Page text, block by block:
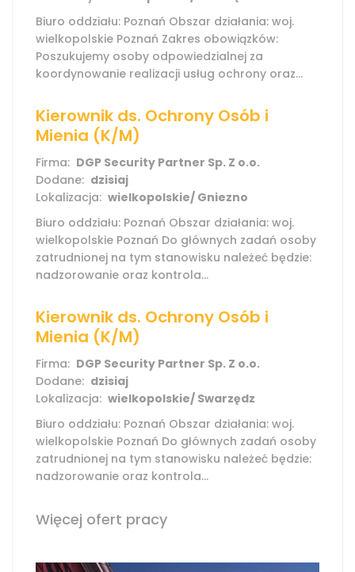
Biuro oddziału: Poznań Obszar działania: woj.
wielkopolskie Poznań Zakres obowiązków:
Poszukujemy osoby odpowiedzialnej za
koordynowanie realizacji usług ochrony oraz...
Kierownik ds. Ochrony Osób i
Mienia (K/M)
Firma: DGP Security Partner Sp. Z o.o.
Dodane: dzisiaj
Lokalizacja: wielkopolskie/ Gniezno
Biuro oddziału: Poznań Obszar działania: woj.
wielkopolskie Poznań Do głównych zadań osoby
zatrudnionej na tym stanowisku należeć będzie:
nadzorowanie oraz kontrola...
Kierownik ds. Ochrony Osób i
Mienia (K/M)
Firma: DGP Security Partner Sp. Z o.o.
Dodane: dzisiaj
Lokalizacja: wielkopolskie/ Swarzędz
Biuro oddziału: Poznań Obszar działania: woj.
wielkopolskie Poznań Do głównych zadań osoby
zatrudnionej na tym stanowisku należeć będzie:
nadzorowanie oraz kontrola...
Więcej ofert pracy